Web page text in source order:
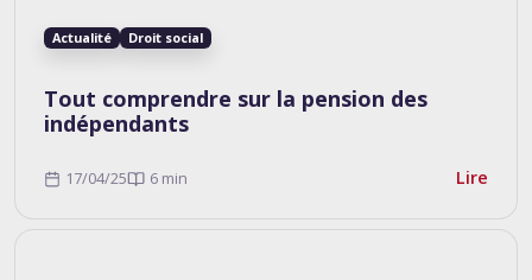
Actualité Droit social
Tout comprendre sur la pension des
indépendants
17/04/25 6 min Lire